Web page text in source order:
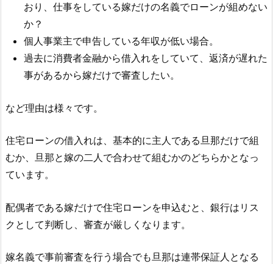
おり、仕事をしている嫁だけの名義でローンが組めない
か？
個人事業主で申告している年収が低い場合。
過去に消費者金融から借入れをしていて、返済が遅れた
事があるから嫁だけで審査したい。
など理由は様々です。
住宅ローンの借入れは、基本的に主人である旦那だけで組
むか、旦那と嫁の二人で合わせて組むかのどちらかとなっ
ています。
配偶者である嫁だけで住宅ローンを申込むと、銀行はリス
クとして判断し、審査が厳しくなります。
嫁名義で事前審査を行う場合でも旦那は連帯保証人となる